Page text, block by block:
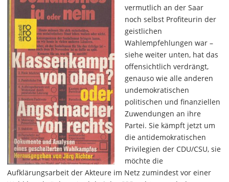
vermutlich an der Saar
noch selbst Profiteurin der
geistlichen
Wahlempfehlungen war –
siehe weiter unten, hat das
offensichtlich verdrängt,
genauso wie alle anderen
undemokratischen
politischen und finanziellen
Zuwendungen an ihre
Partei. Sie kämpft jetzt um
die antidemokratischen
Privilegien der CDU/CSU, sie
möchte die
Aufklärungsarbeit der Akteure im Netz zumindest vor einer